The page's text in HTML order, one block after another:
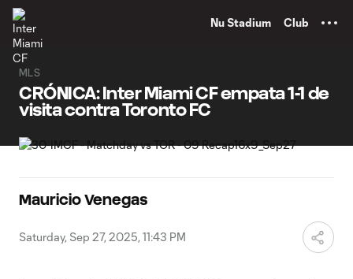
Nu Stadium Club
MLS
CRÓNICA: Inter Miami CF empata 1-1 de
visita contra Toronto FC
Mauricio Venegas
Saturday, Sep 27, 2025, 11:43 PM